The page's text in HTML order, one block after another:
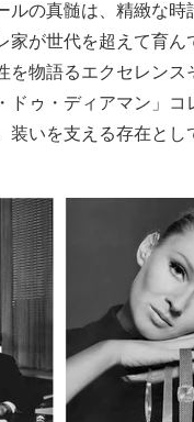
ルの真髄は、精緻な時
が世代を超えて育ん
を物語るエクセレンス
ゥ・ディアマン」コ
いを支える存在とし